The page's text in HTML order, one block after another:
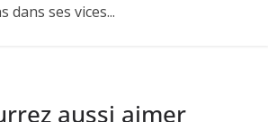
dans ses vices...
aussi aimer